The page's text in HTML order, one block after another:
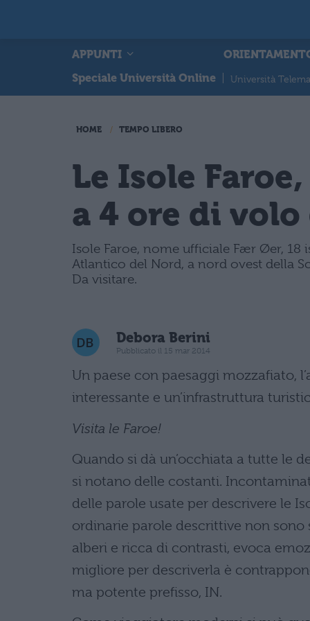
APPUNTI
Speciale Università Online
Università
HOME TEMPO LIBERO
Le Isole
a 4 ore di
Isole Faroe, nome ufficiale Fær Øer, 18
Atlantico del Nord, a nord ovest della
Da visitare.
Debora Berini
Pubblicato il 15 mar 2014
Un paese con paesaggi mozzafiato,
interessante e un’infrastruttura
Visita le Faroe!
Quando si dà un’occhiata a tutte le
si notano delle costanti.
delle parole usate per descrivere le
ordinarie parole descrittive non sono
alberi e ricca di contrasti, evoca
migliore per descriverla è
ma potente prefisso, IN.